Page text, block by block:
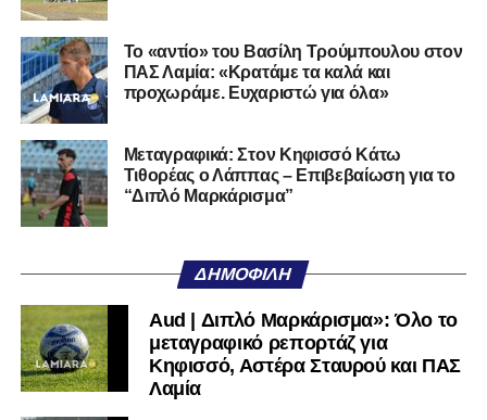
της Serie D στην Ιταλία, όπως οι Nocerina, S. Maria
Cilento και Castrovillari, έχοντας ξεκινήσει την
ποδοσφαιρική του διαδρομή από τον Απόλλωνα Σμύρνης.
Τον καλωσορίζουμε στην οικογένεια του Σαρωνικού και
του ευχόμαστε υγεία και επιτυχίες.»
Ακολουθήστε τοlamiara.grστοGoogle Newsγια να
μαθαίνετε πρώτοι τα κυανόλευκα νέα στην Ελλάδα και τον
Twitterκαι στοInstagram
μαθαίνετε σε χρόνο dt όλα τα νέα.
Το «αντίο» του Βασίλη Τρούμπουλου στον
ΠΑΣ Λαμία: «Κρατάμε τα καλά και
προχωράμε. Ευχαριστώ για όλα»
Μεταγραφικά: Στον Κηφισσό Κάτω
Τιθορέας ο Λάππας – Επιβεβαίωση για το
“Διπλό Μαρκάρισμα”
ΔΗΜΟΦΙΛΉ
Aud | Διπλό Μαρκάρισμα»: Όλο το
μεταγραφικό ρεπορτάζ για
Κηφισσό, Αστέρα Σταυρού και ΠΑΣ
Λαμία